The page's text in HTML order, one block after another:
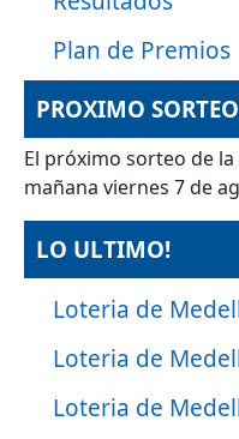
Plan de Premios
PROXIMO SORTEO
El próximo sorteo de
mañana viernes 7 de
LO ULTIMO!
Loteria de
Loteria de
Loteria de